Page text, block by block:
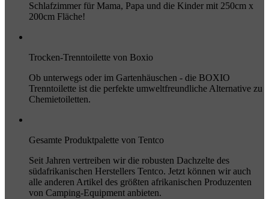
Schlafzimmer für Mama, Papa und die Kinder mit 250cm x
200cm Fläche!
Trocken-Trenntoilette von Boxio
Ob unterwegs oder im Gartenhäuschen - die BOXIO
Trenntoilette ist die perfekte umweltfreundliche Alternative zu
Chemietoiletten.
Gesamte Produktpalette von Tentco
Seit Jahren vertreiben wir die robusten Dachzelte des
südafrikanischen Herstellers Tentco. Jetzt können wir auch
alle anderen Artikel des größten afrikanischen Produzenten
von Camping-Equipment anbieten.